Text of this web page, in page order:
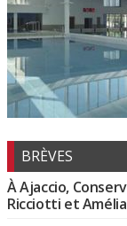
BRÈVES
À Ajaccio,
Ricciotti et